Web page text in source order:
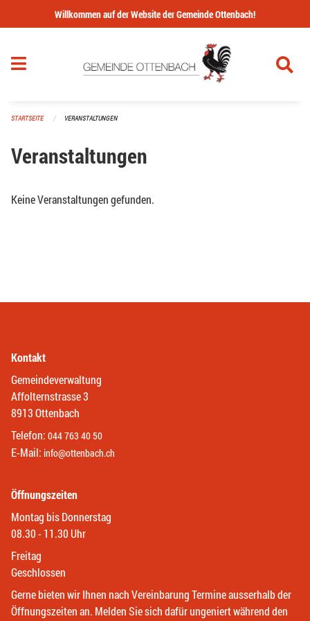
Navigation überspringen
Willkommen auf der Website der Gemeinde Ottenbach!
STARTSEITE VERANSTALTUNGEN
Veranstaltungen
Keine Veranstaltungen gefunden.
Kontakt
Gemeindeverwaltung
Affolternstrasse 3
8913 Ottenbach
Telefon: 044 763 40 50
E-Mail: info@ottenbach.ch
Öffnungszeiten
Montag bis Donnerstag
08.30 - 11.30 Uhr
Freitag
Geschlossen
Gerne bieten wir Ihnen nach Vereinbarung Termine ausserhalb der
Öffnungszeiten an. Melden Sie sich dafür ungeniert während den